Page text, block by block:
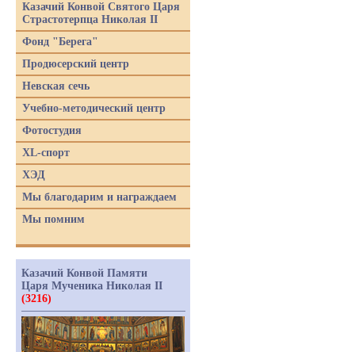
Казачий Конвой Святого Царя
Страстотерпца Николая II
Фонд "Берега"
Продюсерский центр
Невская сечь
Учебно-методический центр
Фотостудия
XL-спорт
ХЭД
Мы благодарим и награждаем
Мы помним
Казачий Конвой Памяти
Царя Мученика Николая II
(3216)